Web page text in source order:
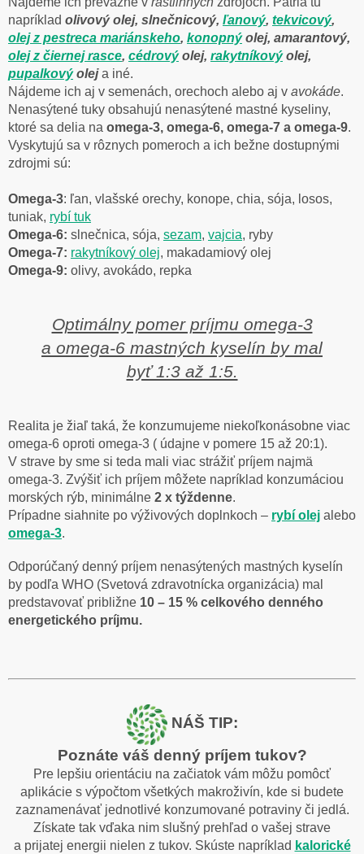
napríklad olivový olej, slnečnicový, ľanový, tekvicový,
olej z pestreca mariánskeho, konopnýolej, amarantový,
olej z čiernej rasce, cédrovýolej, rakytníkovýolej,
pupalkovýoleja iné.
Nájdeme ich aj v semenách, orechoch alebo aj v avokáde.
Nenasýtené tuky obsahujú nenasýtené mastné kyseliny,
ktoré sa delia na omega-3, omega-6, omega-7 a omega-9.
Vyskytujú sa v rôznych pomeroch a ich bežne dostupnými
zdrojmi sú:
Omega-3: ľan, vlašské orechy, konope, chia, sója, losos,
tuniak, rybí tuk
Omega-6: slnečnica, sója, sezam, vajcia, ryby
Omega-7: rakytníkový olej, makadamiový olej
Omega-9: olivy, avokádo, repka
Optimálny pomer príjmu omega-3
a omega-6 mastných kyselín by mal
byť 1:3 až 1:5.
Realita je žiaľ taká, že konzumujeme niekoľkonásobne viac
omega-6 oproti omega-3 ( údajne v pomere 15 až 20:1).
V strave by sme si teda mali viac strážiť príjem najmä
omega-3. Zvýšiť ich príjem môžete napríklad konzumáciou
morských rýb, minimálne 2 x týždenne.
Prípadne siahnite po výživových doplnkoch – rybí olej alebo
omega-3.
Odporúčaný denný príjem nenasýtených mastných kyselín
by podľa WHO (Svetová zdravotnícka organizácia) mal
predstavovať približne 10 – 15 % celkového denného
energetického príjmu.
NÁŠ TIP:
Poznáte váš denný príjem tukov?
Pre lepšiu orientáciu na začiatok vám môžu pomôcť
aplikácie s výpočtom všetkých makroživín, kde si budete
zaznamenávať jednotlivé konzumované potraviny či jedlá.
Získate tak vďaka nim slušný prehľad o vašej strave
a prijatej energii nielen z tukov. Skúste napríklad kalorické